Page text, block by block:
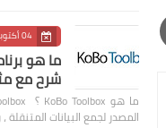
04 أكتوبر 2020
شرح مع
المصدر لجمع البيانات